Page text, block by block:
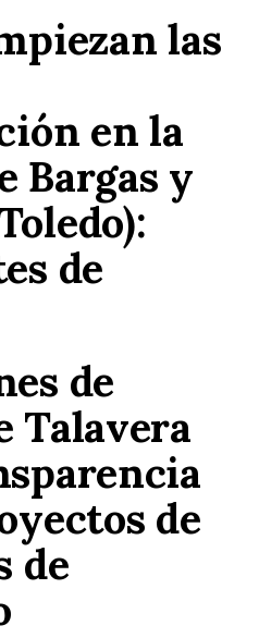
las
en la
Bargas y
de
de
Talavera
de
de